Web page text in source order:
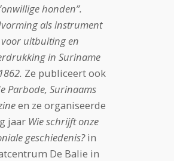
honden’’.
als instrument
voor uitbuiting en
in Suriname
Ze publiceert ook
Parbode, Surinaams
en ze organiseerde
jaar Wie schrijft onze
geschiedenis?in
De Balie in